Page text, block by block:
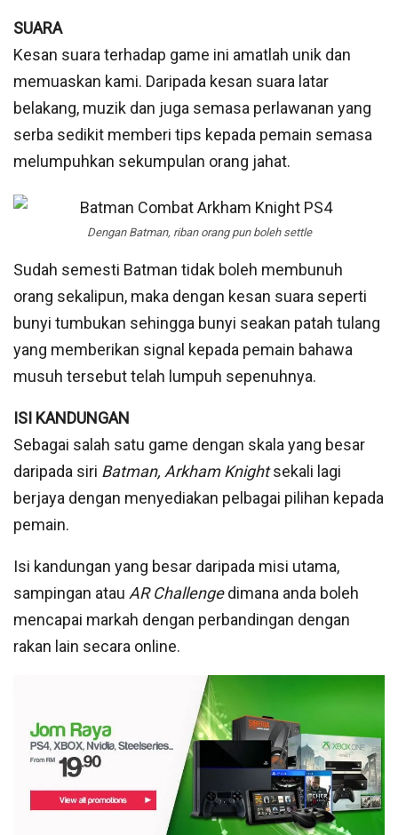
SUARA
Kesan suara terhadap game ini amatlah unik dan
memuaskan kami. Daripada kesan suara latar
belakang, muzik dan juga semasa perlawanan yang
serba sedikit memberi tips kepada pemain semasa
melumpuhkan sekumpulan orang jahat.
Dengan Batman, riban orang pun boleh settle
Sudah semesti Batman tidak boleh membunuh
orang sekalipun, maka dengan kesan suara seperti
bunyi tumbukan sehingga bunyi seakan patah tulang
yang memberikan signal kepada pemain bahawa
musuh tersebut telah lumpuh sepenuhnya.
ISI KANDUNGAN
Sebagai salah satu game dengan skala yang besar
daripada siri Batman, Arkham Knightsekali lagi
berjaya dengan menyediakan pelbagai pilihan kepada
pemain.
Isi kandungan yang besar daripada misi utama,
sampingan atau AR Challengedimana anda boleh
mencapai markah dengan perbandingan dengan
rakan lain secara online.